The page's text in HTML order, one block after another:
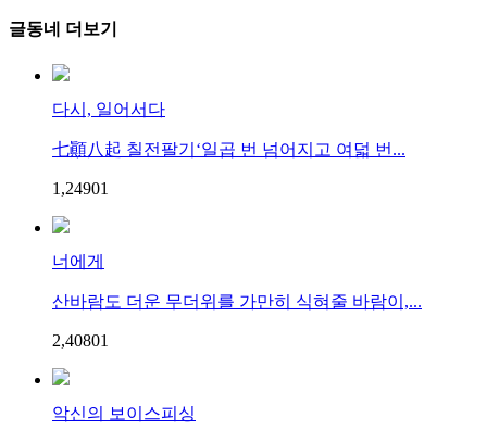
글동네 더보기
다시, 일어서다
七顚八起 칠전팔기‘일곱 번 넘어지고 여덟 번...
1,24901
너에게
산바람도 더운 무더위를 가만히 식혀줄 바람이,...
2,40801
악신의 보이스피싱